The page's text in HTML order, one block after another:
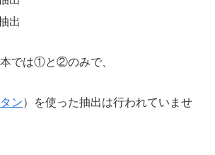
出
では①と②のみで、
ン）を使った抽出は行われていませ